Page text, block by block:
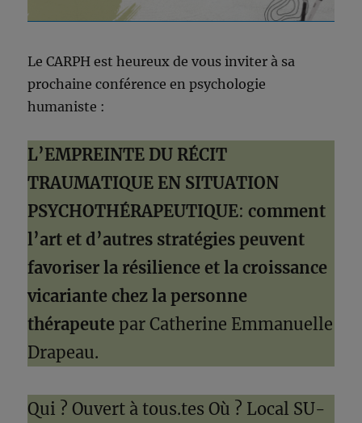
Le CARPH est heureux de vous inviter à sa
prochaine conférence en psychologie
humaniste :
L’EMPREINTE DU RÉCIT
TRAUMATIQUE EN SITUATION
PSYCHOTHÉRAPEUTIQUE:comment
l’art et d’autres stratégies peuvent
favoriser la résilience et la croissance
vicariante chez la personne
thérapeutepar Catherine Emmanuelle
Drapeau.
Qui ? Ouvert à tous.tes Où ? Local SU-